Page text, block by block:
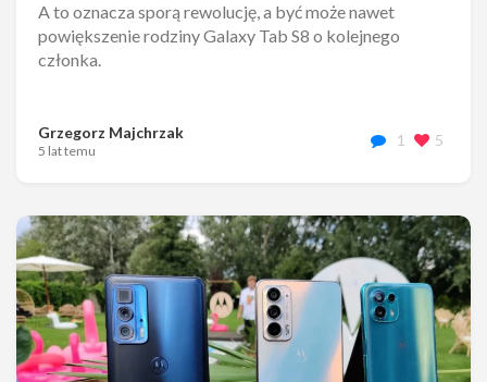
A to oznacza sporą rewolucję, a być może nawet
powiększenie rodziny Galaxy Tab S8 o kolejnego
członka.
Grzegorz Majchrzak
5 lat temu
1 5